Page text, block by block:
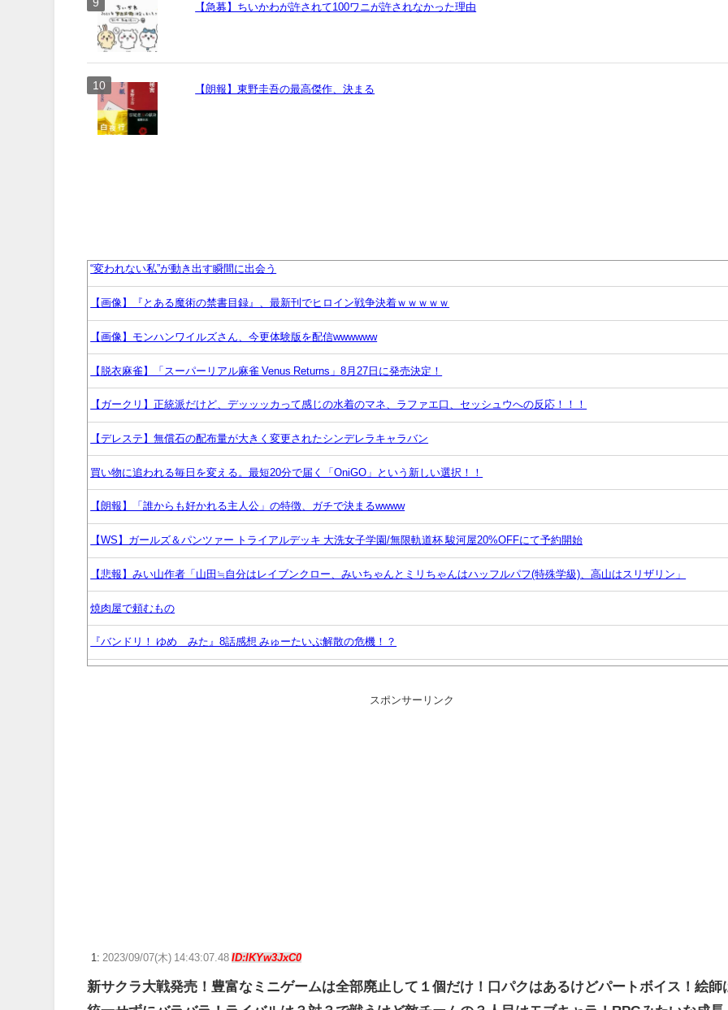
【急募】ちいかわが許されて100ワニが許されなかった理由
【朗報】東野圭吾の最高傑作、決まる
“変われない私”が動き出す瞬間に出会う
【画像】『とある魔術の禁書目録』、最新刊でヒロイン戦争決着ｗｗｗｗｗ
【画像】モンハンワイルズさん、今更体験版を配信wwwwww
【脱衣麻雀】「スーパーリアル麻雀 Venus Returns」8月27日に発売決定！
【ガークリ】正統派だけど、デッッッカって感じの水着のマネ、ラファエ口、セッシュウへの反応！！！
【デレステ】無償石の配布量が大きく変更されたシンデレラキャラバン
買い物に追われる毎日を変える。最短20分で届く「OniGO」という新しい選択！！
【朗報】「誰からも好かれる主人公」の特徴、ガチで決まるwwww
【WS】ガールズ＆パンツァー トライアルデッキ 大洗女子学園/無限軌道杯 駿河屋20%OFFにて予約開始
【悲報】みい山作者「山田≒自分はレイブンクロー、みいちゃんとミリちゃんはハッフルパフ(特殊学級)、高山はスリザリン」
焼肉屋で頼むもの
『バンドリ！ ゆめ∞みた』8話感想 みゅーたいぷ解散の危機！？
スポンサーリンク
1: 2023/09/07(木) 14:43:07.48ID:lKYw3JxC0
新サクラ大戦発売！豊富なミニゲームは全部廃止して１個だけ！口パクはあるけどパートボイス！絵師